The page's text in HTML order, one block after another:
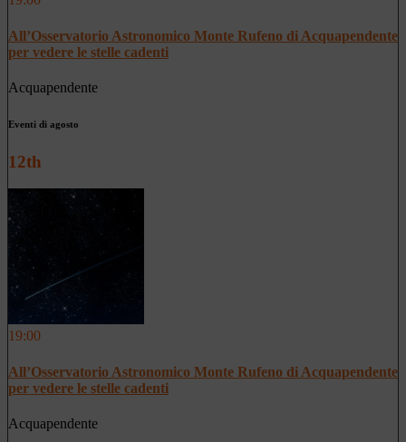
All’Osservatorio Astronomico Monte Rufeno di Acquapendente
per vedere le stelle cadenti
Acquapendente
Eventi di agosto
12th
19:00
All’Osservatorio Astronomico Monte Rufeno di Acquapendente
per vedere le stelle cadenti
Acquapendente